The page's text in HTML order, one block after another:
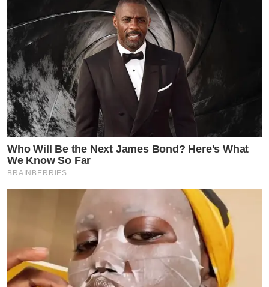
Who Will Be the Next James Bond? Here's What
We Know So Far
BRAINBERRIES